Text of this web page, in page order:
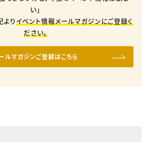
い」
よりイベント情報メールマガジンにご登録く
ださい。
ルマガジンご登録はこちら